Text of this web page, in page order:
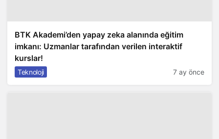
BTK Akademi’den yapay zeka alanında eğitim
imkanı: Uzmanlar tarafından verilen interaktif
kurslar!
Teknoloji 7 ay önce